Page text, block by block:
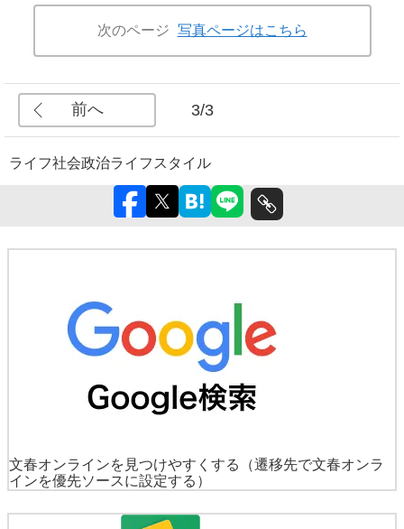
次のページ 写真ページはこちら
前へ 3/3
ライフ社会政治ライフスタイル
文春オンラインを見つけやすくする
（遷移先で文春オンラ
インを優先ソースに設定する）